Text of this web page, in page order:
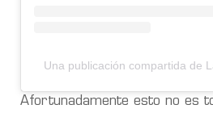
Una publicación compartida de
Afortunadamente esto no es